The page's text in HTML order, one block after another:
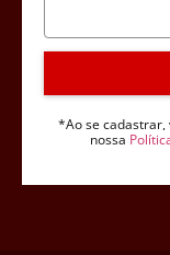
*Ao se cadastrar,
nossa